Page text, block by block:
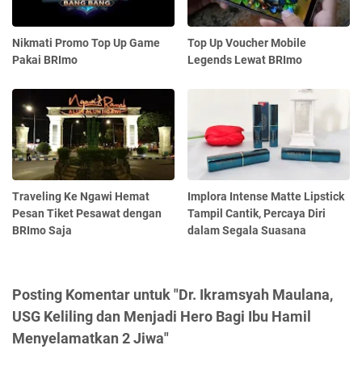
Nikmati Promo Top Up Game
Pakai BRImo
Top Up Voucher Mobile
Legends Lewat BRImo
Traveling Ke Ngawi Hemat
Pesan Tiket Pesawat dengan
BRImo Saja
Implora Intense Matte Lipstick
Tampil Cantik, Percaya Diri
dalam Segala Suasana
Posting Komentar untuk "Dr. Ikramsyah Maulana,
USG Keliling dan Menjadi Hero Bagi Ibu Hamil
Menyelamatkan 2 Jiwa"